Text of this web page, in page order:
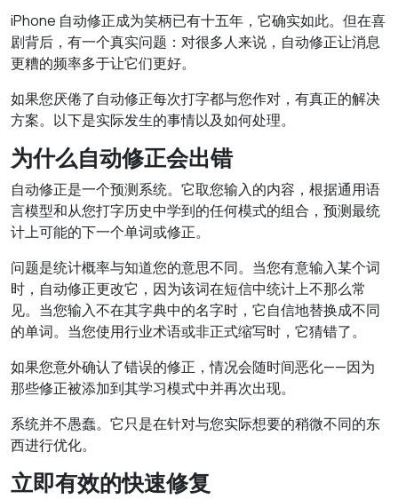
iPhone 自动修正成为笑柄已有十五年，它确实如此。但在喜
剧背后，有一个真实问题：对很多人来说，自动修正让消息
更糟的频率多于让它们更好。
如果您厌倦了自动修正每次打字都与您作对，有真正的解决
方案。以下是实际发生的事情以及如何处理。
为什么自动修正会出错
自动修正是一个预测系统。它取您输入的内容，根据通用语
言模型和从您打字历史中学到的任何模式的组合，预测最统
计上可能的下一个单词或修正。
问题是统计概率与知道您的意思不同。当您有意输入某个词
时，自动修正更改它，因为该词在短信中统计上不那么常
见。当您输入不在其字典中的名字时，它自信地替换成不同
的单词。当您使用行业术语或非正式缩写时，它猜错了。
如果您意外确认了错误的修正，情况会随时间恶化——因为
那些修正被添加到其学习模式中并再次出现。
系统并不愚蠢。它只是在针对与您实际想要的稍微不同的东
西进行优化。
立即有效的快速修复